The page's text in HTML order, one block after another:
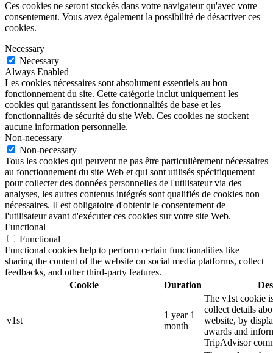
Ces cookies ne seront stockés dans votre navigateur qu'avec votre
consentement. Vous avez également la possibilité de désactiver ces
cookies.
Necessary
Necessary
Always Enabled
Les cookies nécessaires sont absolument essentiels au bon
fonctionnement du site. Cette catégorie inclut uniquement les
cookies qui garantissent les fonctionnalités de base et les
fonctionnalités de sécurité du site Web. Ces cookies ne stockent
aucune information personnelle.
Non-necessary
Non-necessary
Tous les cookies qui peuvent ne pas être particulièrement nécessaires
au fonctionnement du site Web et qui sont utilisés spécifiquement
pour collecter des données personnelles de l'utilisateur via des
analyses, les autres contenus intégrés sont qualifiés de cookies non
nécessaires. Il est obligatoire d'obtenir le consentement de
l'utilisateur avant d'exécuter ces cookies sur votre site Web.
Functional
Functional
Functional cookies help to perform certain functionalities like
sharing the content of the website on social media platforms, collect
feedbacks, and other third-party features.
Cookie
Duration
v1st
1 year 1
month
The v1st cookie
collect details
website, by
awards and
TripAdvisor